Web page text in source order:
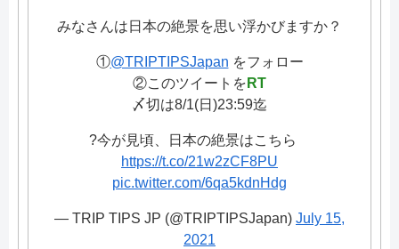
みなさんは日本の絶景を思い浮かびますか？
①@TRIPTIPSJapan をフォロー
②このツイートを RT
〆切は8/1(日)23:59迄
?今が見頃、日本の絶景はこちら
https://t.co/21w2zCF8PU
pic.twitter.com/6qa5kdnHdg
— TRIP TIPS JP (@TRIPTIPSJapan) July 15,
2021